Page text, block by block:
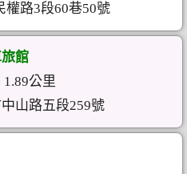
權路3段60巷50號
館
1.89公里
山路五段259號